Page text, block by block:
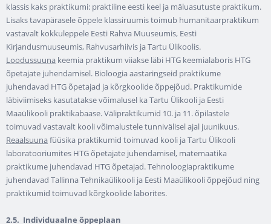
klassis kaks praktikumi: praktiline eesti keel ja mäluasutuste praktikum.
Lisaks tavapärasele õppele klassiruumis toimub humanitaarpraktikum
vastavalt kokkuleppele Eesti Rahva Muuseumis, Eesti
Kirjandusmuuseumis, Rahvusarhiivis ja Tartu Ülikoolis.
Loodussuuna keemia praktikum viiakse läbi HTG keemialaboris HTG
õpetajate juhendamisel. Bioloogia aastaringseid praktikume
juhendavad HTG õpetajad ja kõrgkoolide õppejõud. Praktikumide
läbiviimiseks kasutatakse võimalusel ka Tartu Ülikooli ja Eesti
Maaülikooli praktikabaase. Välipraktikumid 10. ja 11. õpilastele
toimuvad vastavalt kooli võimalustele tunnivälisel ajal juunikuus.
Reaalsuunafüüsika praktikumid toimuvad kooli ja Tartu Ülikooli
laboratooriumites HTG õpetajate juhendamisel, matemaatika
praktikume juhendavad HTG õpetajad. Tehnoloogiapraktikume
juhendavad Tallinna Tehnikaülikooli ja Eesti Maaülikooli õppejõud ning
praktikumid toimuvad kõrgkoolide laborites.
2.5. Individuaalne õppeplaan